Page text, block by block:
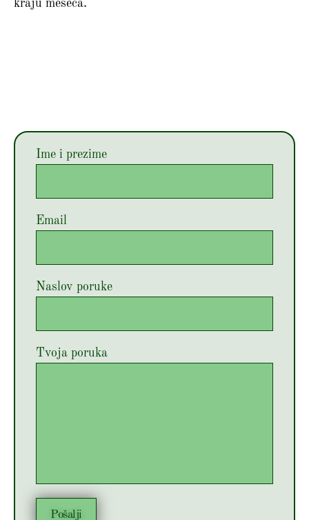
kraju meseca.
Ime i prezime
Email
Naslov poruke
Tvoja poruka